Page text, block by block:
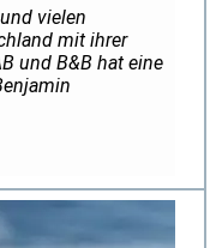
vielen
mit ihrer
und B&B hat eine